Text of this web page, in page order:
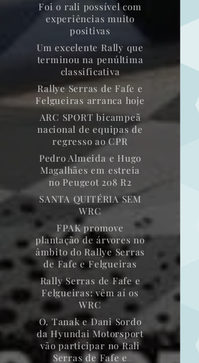
Foi o rali possível com
experiências muito
positivas
Um excelente Rally que
terminou na penúltima
classificativa
Rallye Serras de Fafe e
Felgueiras arranca hoje
ARC SPORT bicampeã
nacional de equipas de
regresso ao CPR
Pedro Almeida e Hugo
Magalhães em estreia
no Peugeot 208 R2
SANTA QUITÉRIA SEM
WRC
FPAK promove
plantação de árvores no
âmbito do Rallye Serras
de Fafe e Felgueiras
Rally Serras de Fafe e
Felgueiras: vêm aí os
WRC
O. Tanak e Dani Sordo
da Hyundai Motorsport
vão participar no Rali
Serras de Fafe e